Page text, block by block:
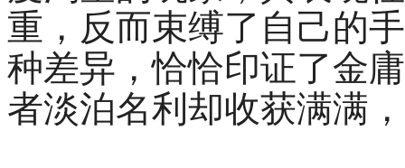
重，反而束缚了自己的
种差异，恰恰印证了金
者淡泊名利却收获满满